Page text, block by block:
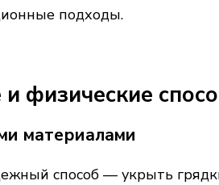
подходы.
физические
материалами
способ — укрыть